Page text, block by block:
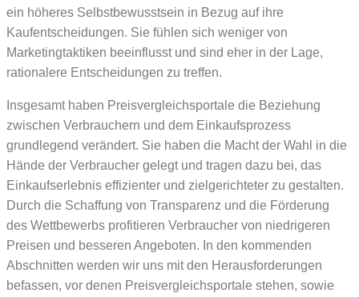
ein höheres Selbstbewusstsein in Bezug auf ihre
Kaufentscheidungen. Sie fühlen sich weniger von
Marketingtaktiken beeinflusst und sind eher in der Lage,
rationalere Entscheidungen zu treffen.
Insgesamt haben Preisvergleichsportale die Beziehung
zwischen Verbrauchern und dem Einkaufsprozess
grundlegend verändert. Sie haben die Macht der Wahl in die
Hände der Verbraucher gelegt und tragen dazu bei, das
Einkaufserlebnis effizienter und zielgerichteter zu gestalten.
Durch die Schaffung von Transparenz und die Förderung
des Wettbewerbs profitieren Verbraucher von niedrigeren
Preisen und besseren Angeboten. In den kommenden
Abschnitten werden wir uns mit den Herausforderungen
befassen, vor denen Preisvergleichsportale stehen, sowie